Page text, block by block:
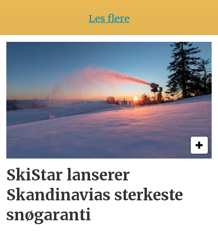
Les flere
SkiStar lanserer
Skandinavias sterkeste
snøgaranti